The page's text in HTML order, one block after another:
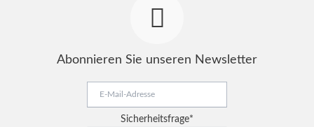
Abonnieren Sie unseren Newsletter
Adresse
Pflichtfeld
Sicherheitsfrage*